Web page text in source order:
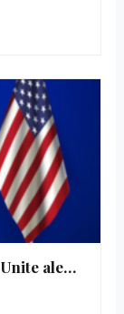
ale…